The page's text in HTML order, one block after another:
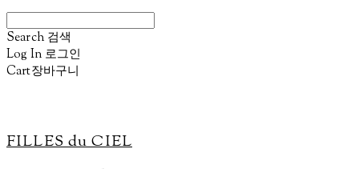
Search 검색
Log In 로그인
Cart장바구니
FILLES du CIEL